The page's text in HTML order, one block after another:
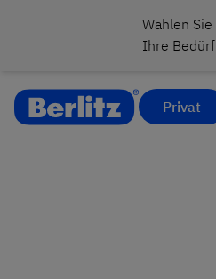
Wählen
Ihre
Privat